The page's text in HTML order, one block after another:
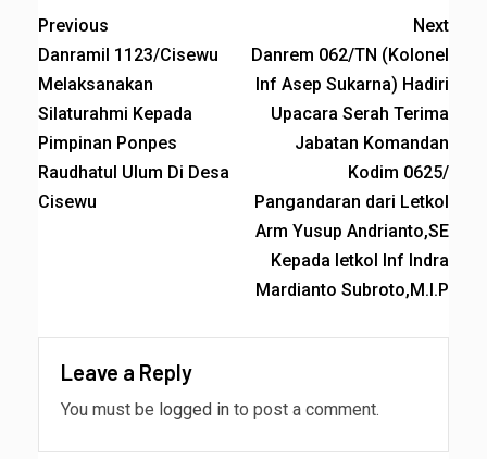
Previous
Danramil 1123/Cisewu
Melaksanakan
Silaturahmi Kepada
Pimpinan Ponpes
Raudhatul Ulum Di Desa
Cisewu
Next
Danrem 062/TN (Kolonel
Inf Asep Sukarna) Hadiri
Upacara Serah Terima
Jabatan Komandan
Kodim 0625/
Pangandaran dari Letkol
Arm Yusup Andrianto,SE
Kepada letkol Inf Indra
Mardianto Subroto,M.I.P
Leave a Reply
You must be logged in to post a comment.